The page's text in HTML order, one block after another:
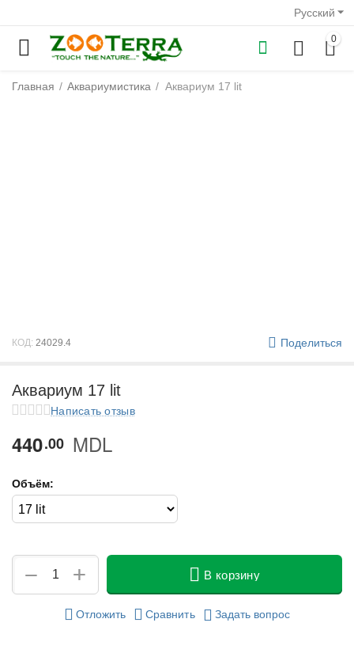
Русский
0
Главная / Аквариумистика / Аквариум 17 lit
КОД: 24029.4 Поделиться
Аквариум 17 lit
Написать отзыв
440 00 MDL
Объём:
+
− В корзину
Отложить Сравнить Задать вопрос